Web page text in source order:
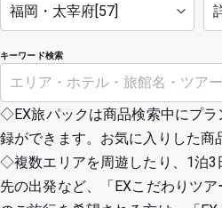
キーワード検索
◇EX旅パックは商品検索中にプ
録ができます。お気に入りした商
◇複数エリアを周遊したり、1泊3
先の出発など、「EXこだわりツ